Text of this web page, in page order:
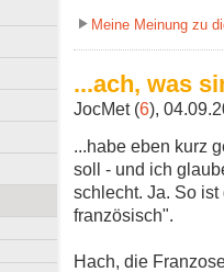
Meine Meinung zu
...ach, was
JocMet (6),
...habe eben kurz
soll - und ich
schlecht. Ja. So
französisch".
Hach, die